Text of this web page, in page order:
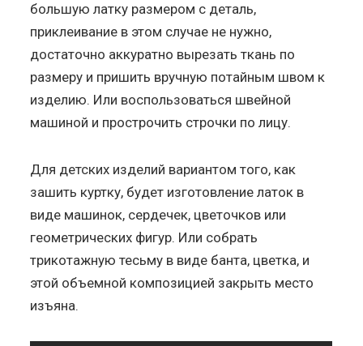
большую латку размером с деталь,
приклеивание в этом случае не нужно,
достаточно аккуратно вырезать ткань по
размеру и пришить вручную потайным швом к
изделию. Или воспользоваться швейной
машиной и прострочить строчки по лицу.
Для детских изделий вариантом того, как
зашить куртку, будет изготовление латок в
виде машинок, сердечек, цветочков или
геометрических фигур. Или собрать
трикотажную тесьму в виде банта, цветка, и
этой объемной композицией закрыть место
изъяна.